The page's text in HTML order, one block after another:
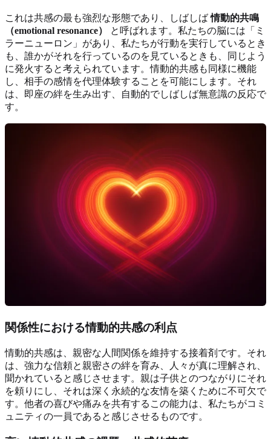
これは共感の最も強烈な形態であり、しばしば情動的共鳴
（emotional resonance）
と呼ばれます。私たちの脳には「ミ
ラーニューロン」があり、私たちが行動を実行しているとき
も、誰かがそれを行っているのを見ているときも、同じよう
に発火すると考えられています。情動的共感も同様に機能
し、相手の感情を代理体験することを可能にします。それ
は、即座の絆を生み出す、自動的でしばしば無意識の反応で
す。
関係性における情動的共感の利点
情動的共感は、親密な人間関係を維持する接着剤です。それ
は、強力な信頼と親密さの絆を育み、人々が真に理解され、
聞かれていると感じさせます。親は子供とのつながりにそれ
を頼りにし、それは深く永続的な友情を築くために不可欠で
す。他者の喜びや痛みを共有するこの能力は、私たちがコミ
ュニティの一員であると感じさせるものです。